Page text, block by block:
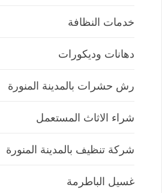
خدمات النظافة
دهانات وديكورات
رش حشرات بالمدينة المنورة
شراء الاثاث المستعمل
شركة تنظيف بالمدينة المنورة
غسيل الباطرمة